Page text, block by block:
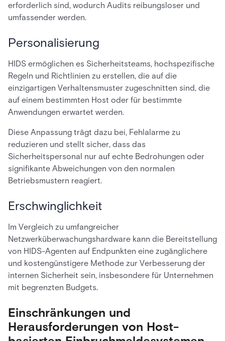
erforderlich sind, wodurch Audits reibungsloser und
umfassender werden.
Personalisierung
HIDS ermöglichen es Sicherheitsteams, hochspezifische
Regeln und Richtlinien zu erstellen, die auf die
einzigartigen Verhaltensmuster zugeschnitten sind, die
auf einem bestimmten Host oder für bestimmte
Anwendungen erwartet werden.
Diese Anpassung trägt dazu bei, Fehlalarme zu
reduzieren und stellt sicher, dass das
Sicherheitspersonal nur auf echte Bedrohungen oder
signifikante Abweichungen von den normalen
Betriebsmustern reagiert.
Erschwinglichkeit
Im Vergleich zu umfangreicher
Netzwerküberwachungshardware kann die Bereitstellung
von HIDS-Agenten auf Endpunkten eine zugänglichere
und kostengünstigere Methode zur Verbesserung der
internen Sicherheit sein, insbesondere für Unternehmen
mit begrenzten Budgets.
Einschränkungen und
Herausforderungen von Host-